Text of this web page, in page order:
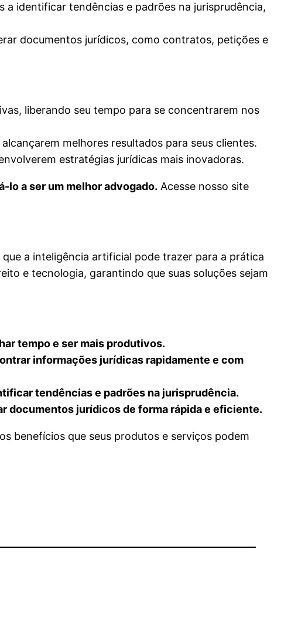
a identificar tendências e padrões na jurisprudência,
documentos jurídicos, como contratos, petições e
liberando seu tempo para se concentrarem nos
melhores resultados para seus clientes.
estratégias jurídicas mais inovadoras.
lo a ser um melhor advogado. Acesse nosso site
a inteligência artificial pode trazer para a prática
e tecnologia, garantindo que suas soluções sejam
tempo e ser mais produtivos.
informações jurídicas rapidamente e com
tendências e padrões na jurisprudência.
documentos jurídicos de forma rápida e eficiente.
benefícios que seus produtos e serviços podem